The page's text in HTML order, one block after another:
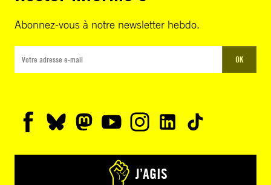
Abonnez-vous à notre newsletter hebdo.
OK
J’AGIS